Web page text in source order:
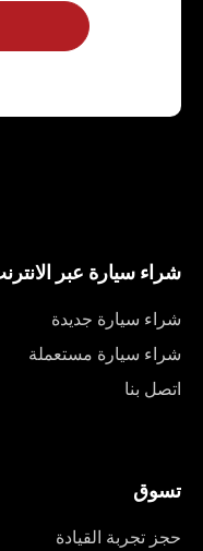
شراء سيارة عبر
شراء سيارة جديدة
شراء سيارة مستعملة
اتصل بنا
تسوق
حجز تجربة القيادة